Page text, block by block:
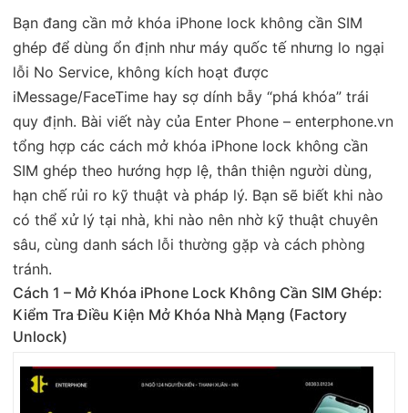
Bạn đang cần mở khóa iPhone lock không cần SIM
ghép để dùng ổn định như máy quốc tế nhưng lo ngại
lỗi No Service, không kích hoạt được
iMessage/FaceTime hay sợ dính bẫy “phá khóa” trái
quy định. Bài viết này của Enter Phone – enterphone.vn
tổng hợp các cách mở khóa iPhone lock không cần
SIM ghép theo hướng hợp lệ, thân thiện người dùng,
hạn chế rủi ro kỹ thuật và pháp lý. Bạn sẽ biết khi nào
có thể xử lý tại nhà, khi nào nên nhờ kỹ thuật chuyên
sâu, cùng danh sách lỗi thường gặp và cách phòng
tránh.
Cách 1 – Mở Khóa iPhone Lock Không Cần SIM Ghép:
Kiểm Tra Điều Kiện Mở Khóa Nhà Mạng (Factory
Unlock)